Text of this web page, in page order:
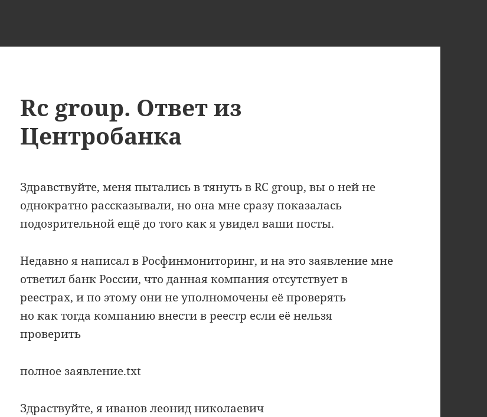
Rc group. Ответ из
Центробанка
Здравствуйте, меня пытались в тянуть в RC group, вы о ней не
однократно рассказывали, но она мне сразу показалась
подозрительной ещё до того как я увидел ваши посты.
Недавно я написал в Росфинмониторинг, и на это заявление мне
ответил банк России, что данная компания отсутствует в
реестрах, и по этому они не уполномочены её проверять
но как тогда компанию внести в реестр если её нельзя
проверить
полное заявление.txt
Здраствуйте, я иванов леонид николаевич